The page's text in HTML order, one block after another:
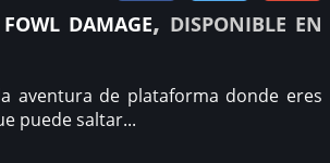
fowl damage, disponible en
aventura de plataforma donde eres
puede saltar...